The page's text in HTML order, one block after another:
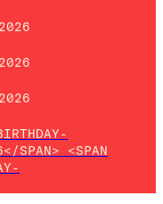
<SPAN